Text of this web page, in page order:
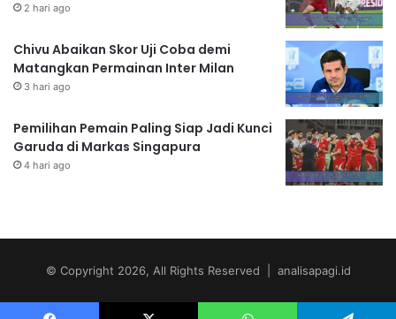
2 hari ago
Chivu Abaikan Skor Uji Coba demi
Matangkan Permainan Inter Milan
3 hari ago
Pemilihan Pemain Paling Siap Jadi Kunci
Garuda di Markas Singapura
4 hari ago
© Copyright 2026, All Rights Reserved | analisapagi.id